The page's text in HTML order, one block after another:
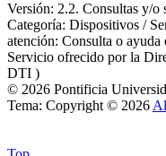
Versión: 2.2. Consultas y/o
Categoría: Dispositivos /
atención: Consulta o ayuda
Servicio ofrecido por la
DTI )
© 2026 Pontificia
Tema: Copyright © 2026